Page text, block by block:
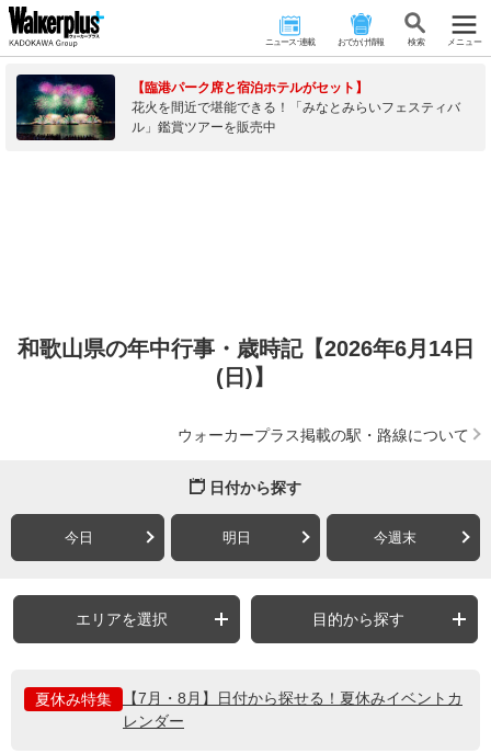
ニュース･連載 おでかけ情報 検 索 メニュー
【臨港パーク席と宿泊ホテルがセット】
花火を間近で堪能できる！「みなとみらいフェスティバ
ル」鑑賞ツアーを販売中
和歌山県の年中行事・歳時記【2026年6月14日
(日)】
ウォーカープラス掲載の駅・路線について
日付から探す
今日 明日 今週末
エリアを選択 目的から探す
夏休み特集
【7月・8月】日付から探せる！夏休みイベントカ
レンダー